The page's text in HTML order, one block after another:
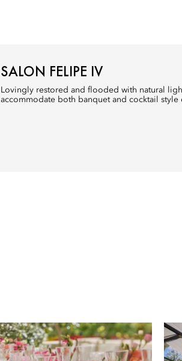
SALON FELIPE IV
Lovingly restored and flooded with natural
accommodate both banquet and cocktail style